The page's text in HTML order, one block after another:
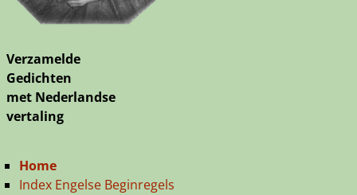
Verzamelde
Gedichten
met Nederlandse
vertaling
Home
Index Engelse Beginregels